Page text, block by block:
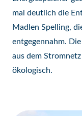
mal deutlich die
Madlen Spelling,
entgegennahm.
aus dem
ökologisch.